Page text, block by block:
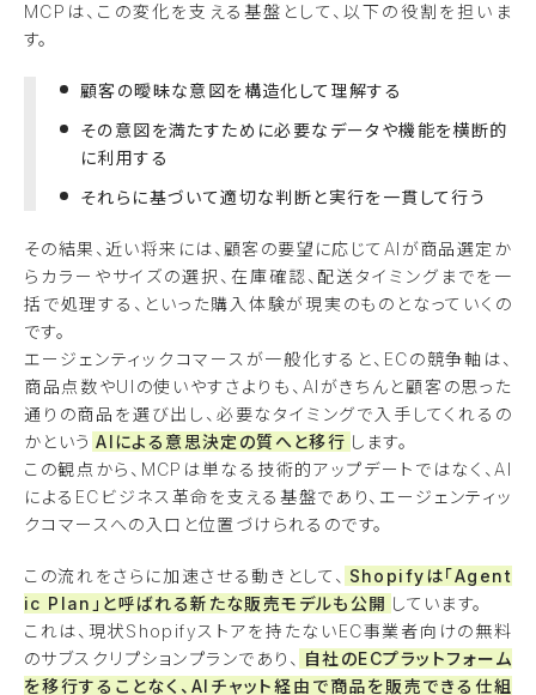
MCPは、この変化を支える基盤として、以下の役割を担いま
す。
顧客の曖昧な意図を構造化して理解する
その意図を満たすために必要なデータや機能を横断的
に利用する
それらに基づいて適切な判断と実行を一貫して行う
その結果、近い将来には、顧客の要望に応じてAIが商品選定か
らカラーやサイズの選択、在庫確認、配送タイミングまでを一
括で処理する、といった購入体験が現実のものとなっていくの
です。
エージェンティックコマースが一般化すると、ECの競争軸は、
商品点数やUIの使いやすさよりも、AIがきちんと顧客の思った
通りの商品を選び出し、必要なタイミングで入手してくれるの
かという AIによる意思決定の質へと移行 します。
この観点から、MCPは単なる技術的アップデートではなく、AI
によるECビジネス革命を支える基盤であり、エージェンティッ
クコマースへの入口と位置づけられるのです。
この流れをさらに加速させる動きとして、 Shopifyは「Agent
ic Plan」と呼ばれる新たな販売モデルも公開 しています。
これは、現状Shopifyストアを持たないEC事業者向けの無料
のサブスクリプションプランであり、 自社のECプラットフォーム
を移行することなく、AIチャット経由で商品を販売できる仕組